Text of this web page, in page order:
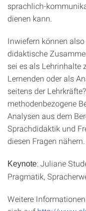
sprachlich-
dienen kann.
Inwiefern können
didaktische
sei es als Lehrinhalte
Lernenden oder als
seitens der
methodenbezogene
Analysen aus dem
Sprachdidaktik und
diesen Fragen nähern.
Keynote: Juliane
Pragmatik,
Weitere